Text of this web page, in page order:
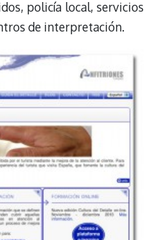
policía local, servicios
de interpretación.